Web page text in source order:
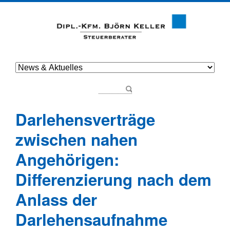
Darlehensverträge
zwischen nahen
Angehörigen:
Differenzierung nach dem
Anlass der
Darlehensaufnahme